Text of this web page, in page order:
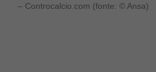
– Controcalcio.com (fonte: © Ansa)